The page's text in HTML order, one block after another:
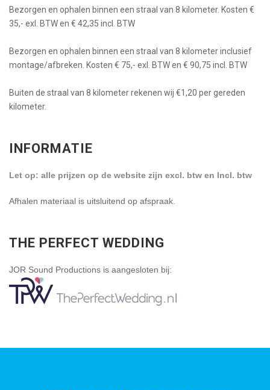
Bezorgen en ophalen binnen een straal van 8 kilometer. Kosten €
35,- exl. BTW en € 42,35 incl. BTW
Bezorgen en ophalen binnen een straal van 8 kilometer inclusief
montage/afbreken. Kosten € 75,- exl. BTW en € 90,75 incl. BTW
Buiten de straal van 8 kilometer rekenen wij €1,20 per gereden
kilometer.
INFORMATIE
Let op: alle prijzen op de website zijn excl. btw en Incl. btw
Afhalen materiaal is uitsluitend op afspraak.
THE PERFECT WEDDING
JOR Sound Productions is aangesloten bij: